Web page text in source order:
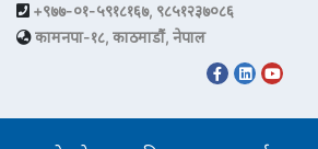
+९७७-०१-५९१८१६७, ९८५१२३७०८६
कामनपा-१८, काठमाडौं, नेपाल